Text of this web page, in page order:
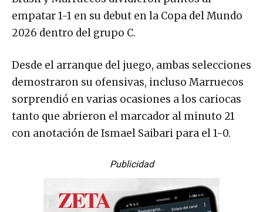
empatar 1-1 en su debut en la Copa del Mundo
2026 dentro del grupo C.
Desde el arranque del juego, ambas selecciones
demostraron su ofensivas, incluso Marruecos
sorprendió en varias ocasiones a los cariocas
tanto que abrieron el marcador al minuto 21
con anotación de Ismael Saibari para el 1-0.
Publicidad